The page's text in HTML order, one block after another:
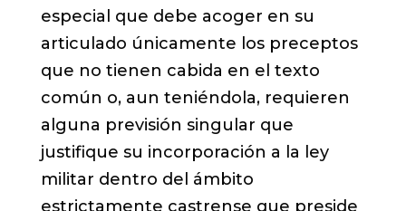
especial que debe acoger en su
articulado únicamente los preceptos
que no tienen cabida en el texto
común o, aun teniéndola, requieren
alguna previsión singular que
justifique su incorporación a la ley
militar dentro del ámbito
estrictamente castrense que preside